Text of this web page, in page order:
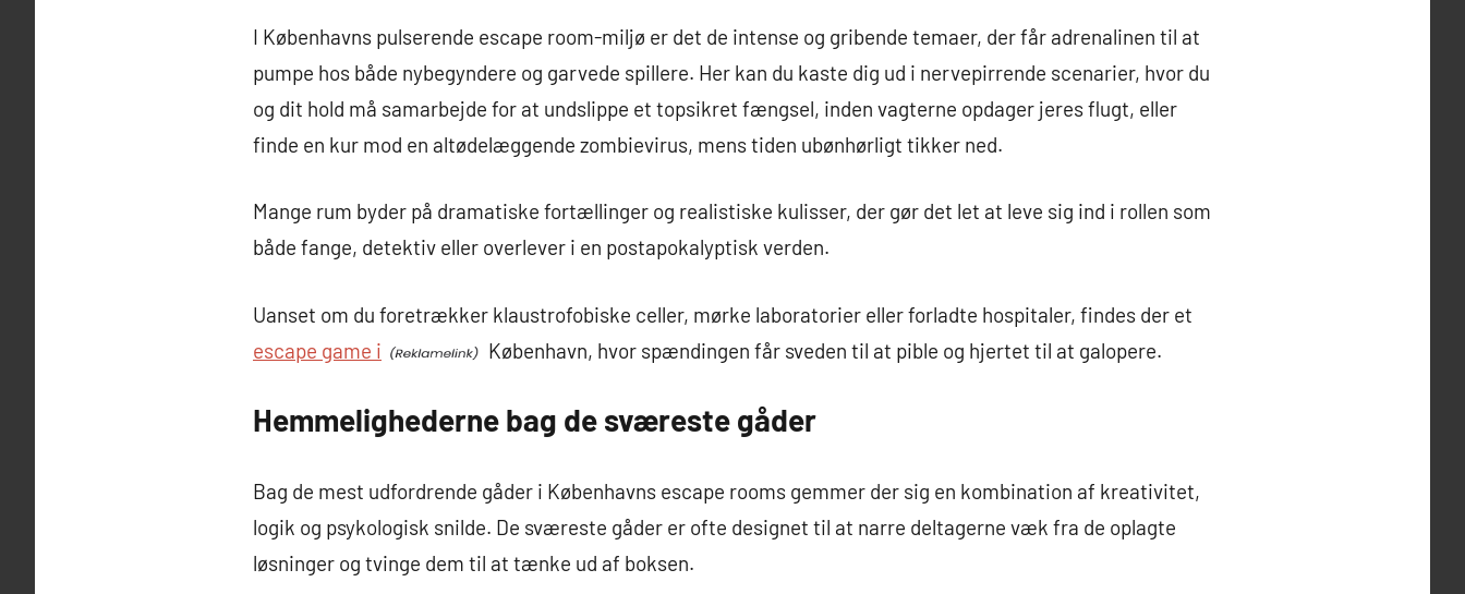
I Københavns pulserende escape room-miljø er det de intense og gribende temaer, der får adrenalinen til at
pumpe hos både nybegyndere og garvede spillere. Her kan du kaste dig ud i nervepirrende scenarier, hvor du
og dit hold må samarbejde for at undslippe et topsikret fængsel, inden vagterne opdager jeres flugt, eller
finde en kur mod en altødelæggende zombievirus, mens tiden ubønhørligt tikker ned.
Mange rum byder på dramatiske fortællinger og realistiske kulisser, der gør det let at leve sig ind i rollen som
både fange, detektiv eller overlever i en postapokalyptisk verden.
Uanset om du foretrækker klaustrofobiske celler, mørke laboratorier eller forladte hospitaler, findes der et
escape game i
København, hvor spændingen får sveden til at pible og hjertet til at galopere.
Hemmelighederne bag de sværeste gåder
Bag de mest udfordrende gåder i Københavns escape rooms gemmer der sig en kombination af kreativitet,
logik og psykologisk snilde. De sværeste gåder er ofte designet til at narre deltagerne væk fra de oplagte
løsninger og tvinge dem til at tænke ud af boksen.